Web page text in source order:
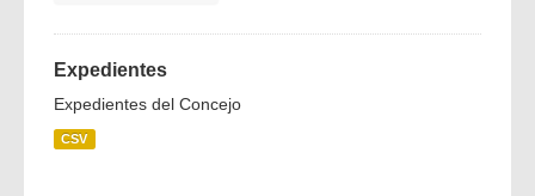
Expedientes
Expedientes del Concejo
CSV